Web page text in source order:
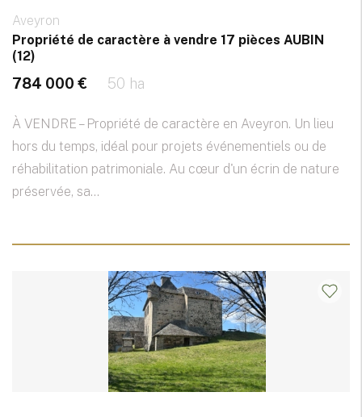
Aveyron
Propriété de caractère à vendre 17 pièces AUBIN
(12)
784 000 € 50 ha
À VENDRE – Propriété de caractère en Aveyron. Un lieu
hors du temps, idéal pour projets événementiels ou de
réhabilitation patrimoniale. Au cœur d'un écrin de nature
préservée, sa...